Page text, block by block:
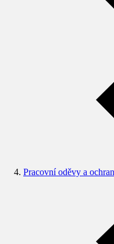
Pracovní oděvy a